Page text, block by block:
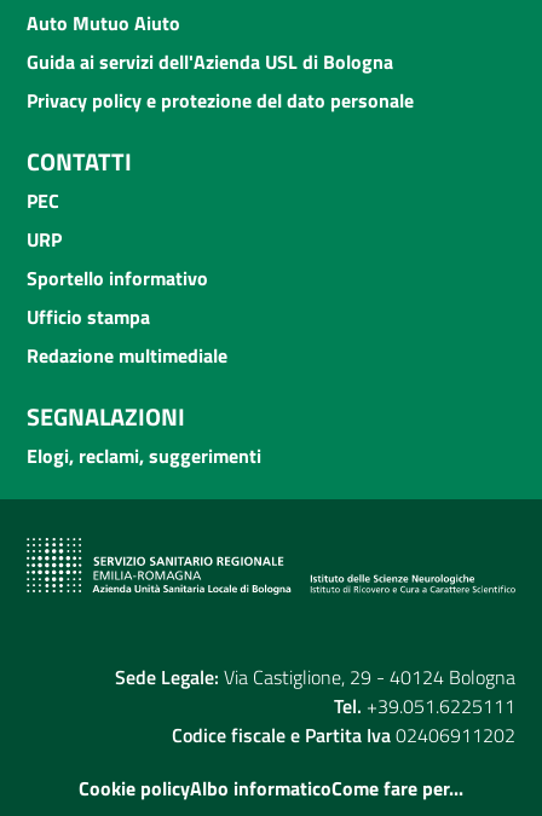
Auto Mutuo Aiuto
Guida ai servizi dell'Azienda USL di Bologna
Privacy policy e protezione del dato personale
CONTATTI
PEC
URP
Sportello informativo
Ufficio stampa
Redazione multimediale
SEGNALAZIONI
Elogi, reclami, suggerimenti
Sede Legale: Via Castiglione, 29 - 40124 Bologna
Tel. +39.051.6225111
Codice fiscale e Partita Iva02406911202
Cookie policyAlbo informaticoCome fare per...